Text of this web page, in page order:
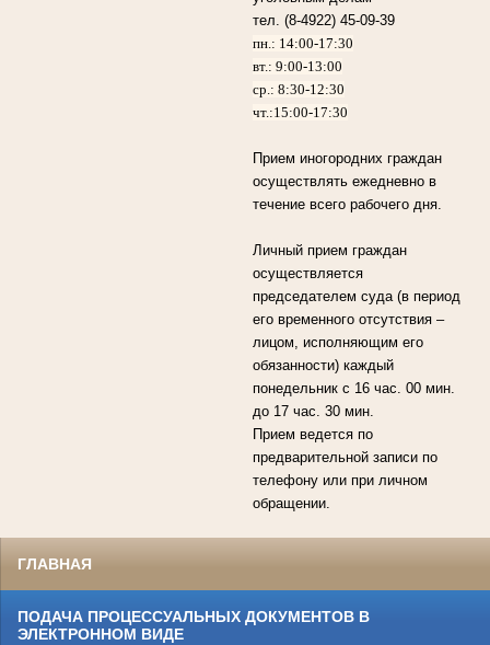
тел. (8-4922) 45-09-39
пн.: 14:00-17:30
вт.: 9:00-13:00
ср.: 8:30-12:30
чт.:15:00-17:30
Прием иногородних граждан
осуществлять ежедневно в
течение всего рабочего дня.
Личный прием граждан
осуществляется
председателем суда (в период
его временного отсутствия –
лицом, исполняющим его
обязанности) каждый
понедельник с 16 час. 00 мин.
до 17 час. 30 мин.
Прием ведется по
предварительной записи по
телефону или при личном
обращении.
ГЛАВНАЯ
ПОДАЧА ПРОЦЕССУАЛЬНЫХ ДОКУМЕНТОВ В
ЭЛЕКТРОННОМ ВИДЕ